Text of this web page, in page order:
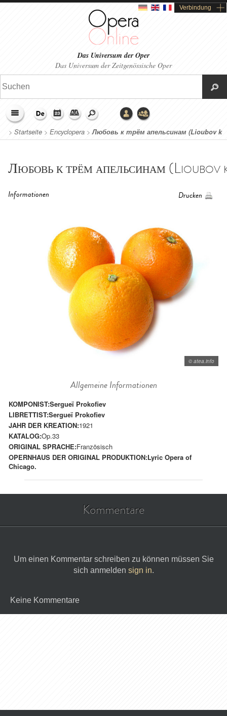
Verbindung
Das Universum der Oper
Das Universum der Zeitgenössische Oper
> Startseite > Encyclopera >Любовь к трём апельсинам (Lioubov k
triom apelsinam/L'amour des trois oranges)
Любовь к трём апельсинам (Lioubov
Informationen Drucken
© atea.info
Allgemeine Informationen
KOMPONIST:Sergueï Prokofiev
LIBRETTIST:Sergueï Prokofiev
JAHR DER KREATION:1921
KATALOG:Op.33
ORIGINAL SPRACHE:Französisch
OPERNHAUS DER ORIGINAL PRODUKTION:Lyric Opera of
Chicago.
Kommentare
Um einen Kommentar schreiben zu können müssen Sie
sich anmelden sign in.
Keine Kommentare